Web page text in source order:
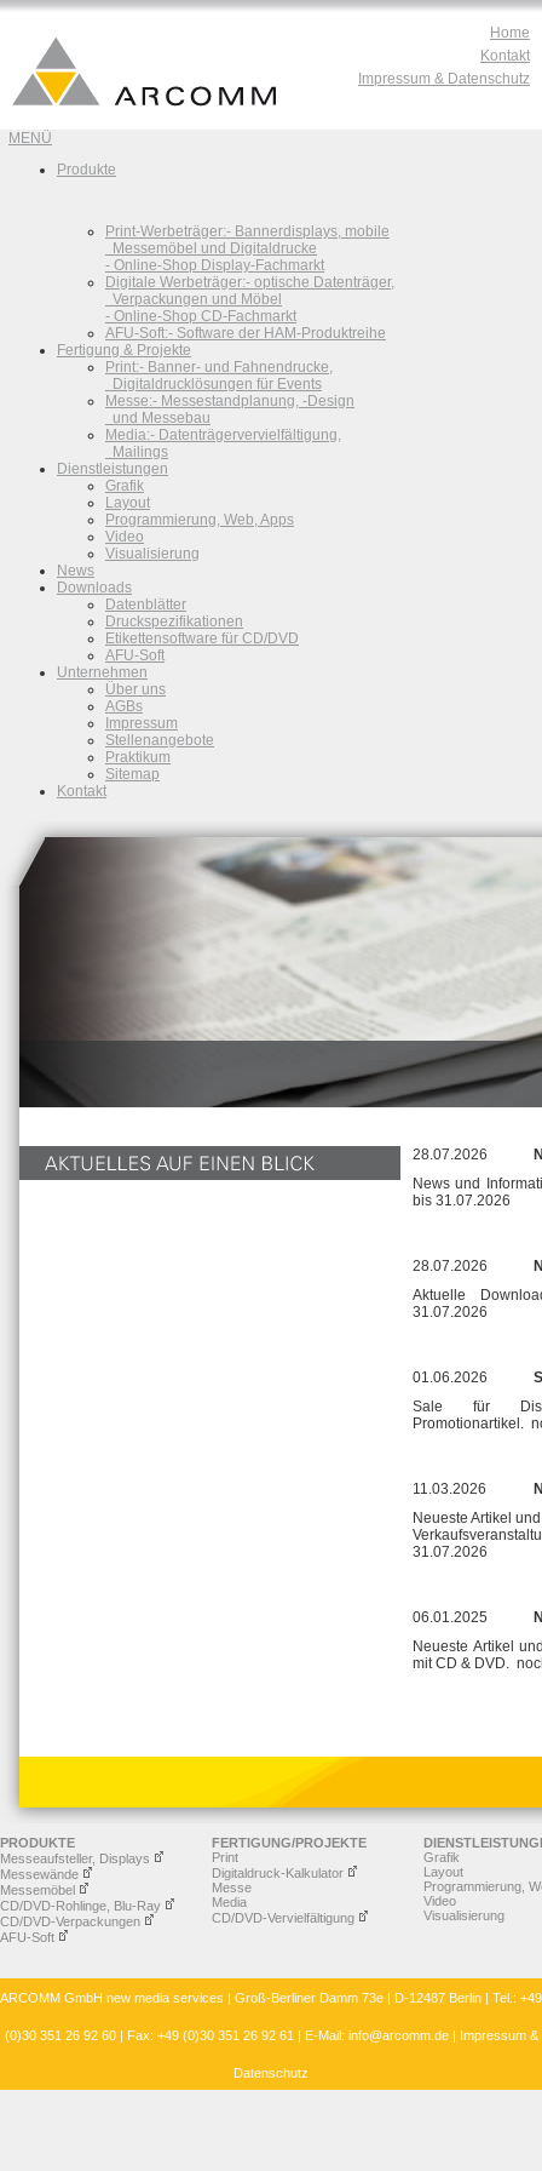
Home
Kontakt
Impressum & Datenschutz
MENÜ
Produkte
Print-Werbeträger:- Bannerdisplays, mobile
Messemöbel und Digitaldrucke
- Online-Shop Display-Fachmarkt
Digitale Werbeträger:- optische Datenträger,
Verpackungen und Möbel
- Online-Shop CD-Fachmarkt
AFU-Soft:- Software der HAM-Produktreihe
Fertigung & Projekte
Print:- Banner- und Fahnendrucke,
Digitaldrucklösungen für Events
Messe:- Messestandplanung, -Design
und Messebau
Media:- Datenträgervervielfältigung,
Mailings
Dienstleistungen
Grafik
Layout
Programmierung, Web, Apps
Video
Visualisierung
News
Downloads
Datenblätter
Druckspezifikationen
Etikettensoftware für CD/DVD
AFU-Soft
Unternehmen
Über uns
AGBs
Impressum
Stellenangebote
Praktikum
Sitemap
Kontakt
28.07.2026
News und
bis 31.07.2026
28.07.2026
Aktuelle
31.07.2026
01.06.2026
Sale für
Promotionartikel.
11.03.2026
Neueste Artikel
31.07.2026
06.01.2025
Neueste Artikel
mit CD & DVD.
PRODUKTE
Messeaufsteller, Displays
Messewände
Messemöbel
CD/DVD-Rohlinge, Blu-Ray
CD/DVD-Verpackungen
AFU-Soft
FERTIGUNG/PROJEKTE
Print
Digitaldruck-Kalkulator
Messe
Media
CD/DVD-Vervielfältigung
Grafik
Layout
Programmierung,
Video
Visualisierung
ARCOMM GmbH new media services | Groß-Berliner Damm 73e | D-12487 Berlin | Tel.: +49
(0)30 351 26 92 60 | Fax: +49 (0)30 351 26 92 61 | E-Mail: info@arcomm.de| Impressum &
Datenschutz